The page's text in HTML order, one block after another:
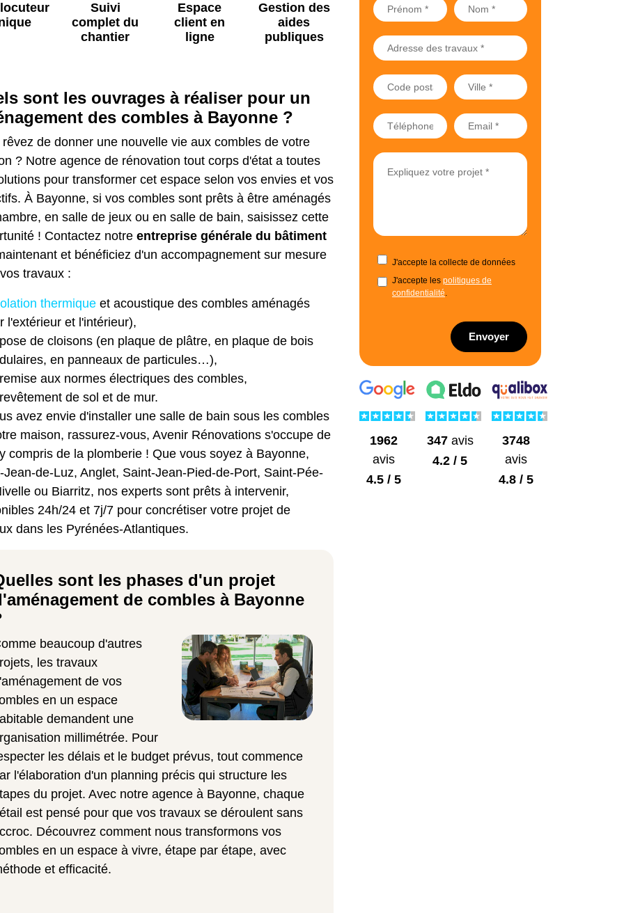
Suivi
complet du
chantier
Espace
client en
ligne
Gestion des
aides
publiques
sont les ouvrages à réaliser pour un
des combles à Bayonne ?
rêvez de donner une nouvelle vie aux combles de votre
? Notre agence de rénovation tout corps d'état a toutes
pour transformer cet espace selon vos envies et vos
À Bayonne, si vos combles sont prêts à être aménagés
en salle de jeux ou en salle de bain, saisissez cette
! Contactez notre entreprise générale du bâtiment
et bénéficiez d'un accompagnement sur mesure
travaux :
thermique et acoustique des combles aménagés
l'extérieur et l'intérieur),
de cloisons (en plaque de plâtre, en plaque de bois
en panneaux de particules…),
aux normes électriques des combles,
de sol et de mur.
avez envie d'installer une salle de bain sous les combles
maison, rassurez-vous, Avenir Rénovations s'occupe de
compris de la plomberie ! Que vous soyez à Bayonne,
Jean-de-Luz, Anglet, Saint-Jean-Pied-de-Port, Saint-Pée-
ou Biarritz, nos experts sont prêts à intervenir,
24h/24 et 7j/7 pour concrétiser votre projet de
dans les Pyrénées-Atlantiques.
sont les phases d'un projet
de combles à Bayonne
beaucoup d'autres
les travaux
de vos
en un espace
demandent une
millimétrée. Pour
les délais et le budget prévus, tout commence
l'élaboration d'un planning précis qui structure les
du projet. Avec notre agence à Bayonne, chaque
est pensé pour que vos travaux se déroulent sans
Découvrez comment nous transformons vos
en un espace à vivre, étape par étape, avec
et efficacité.
J'accepte la collecte de données
J'accepte les politiques de
confidentialité.
Envoyer
1962
avis
4.5 / 5
347avis
4.2 / 5
3748
avis
4.8 / 5